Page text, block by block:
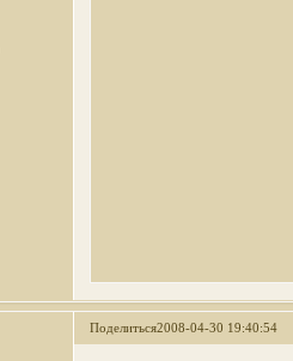
Поделиться2008-04-30 19:40:54